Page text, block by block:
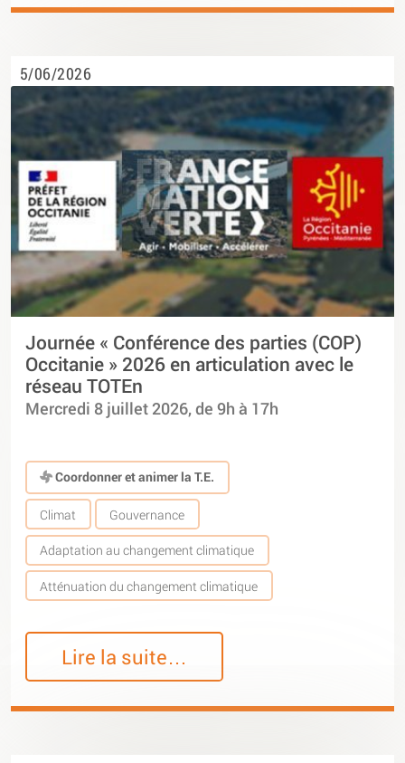
5/06/2026
Journée « Conférence des parties (COP)
Occitanie » 2026 en articulation avec le
réseau TOTEn
Mercredi 8 juillet 2026, de 9h à 17h
Coordonner et animer la T.E.
Climat Gouvernance
Adaptation au changement climatique
Atténuation du changement climatique
Lire la suite…